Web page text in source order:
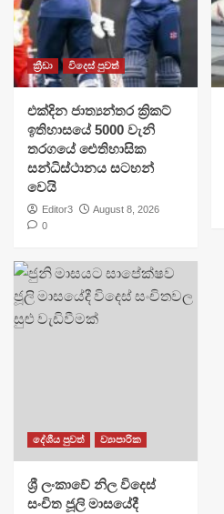
ක්‍රීඩා විදෙස් පුවත්
එක්දින ජාත්‍යන්තර ක්‍රිකට්
ඉතිහාසයේ 5000 වැනි
තරගයේ ඓතිහාසික
සන්ධිස්ථානය සටහන්
වෙයි
Editor3
August 8, 2026
0
දේශීය පුවත් ව්‍යාපාරික
ශ්‍රී ලංකාවේ නිල විදෙස්
සංචිත ජූලි මාසයේදී